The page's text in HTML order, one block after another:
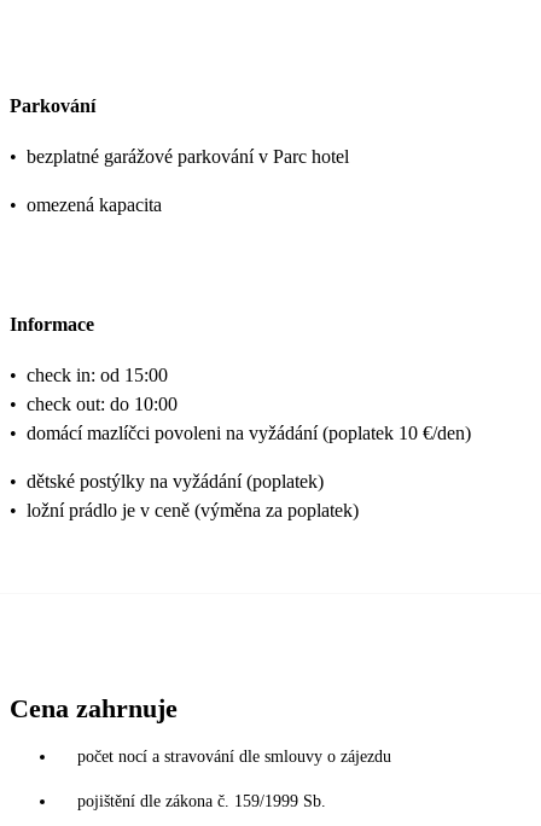
Parkování
• bezplatné garážové parkování v Parc hotel
• omezená kapacita
Informace
• check in: od 15:00
• check out: do 10:00
• domácí mazlíčci povoleni na vyžádání (poplatek 10 €/den)
• dětské postýlky na vyžádání (poplatek)
• ložní prádlo je v ceně (výměna za poplatek)
Cena zahrnuje
počet nocí a stravování dle smlouvy o zájezdu
pojištění dle zákona č. 159/1999 Sb.